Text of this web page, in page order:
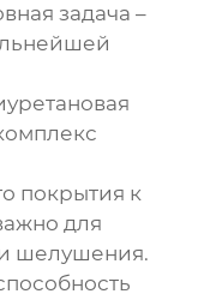
задача –
покрытия к
для
шелушения.